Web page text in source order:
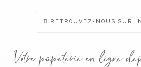
RETROUVEZ-NOUS SUR
Votre papeterie en ligne